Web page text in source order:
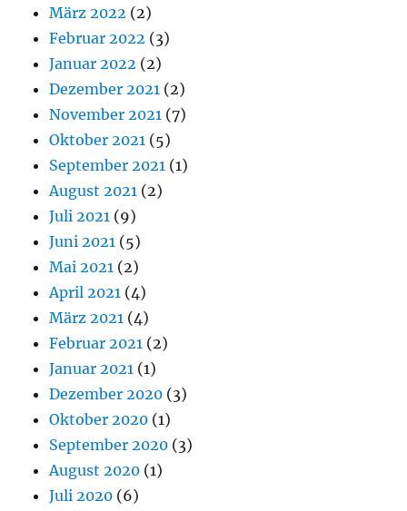
März 2022 (2)
Februar 2022 (3)
Januar 2022 (2)
Dezember 2021 (2)
November 2021 (7)
Oktober 2021 (5)
September 2021 (1)
August 2021 (2)
Juli 2021 (9)
Juni 2021 (5)
Mai 2021 (2)
April 2021 (4)
März 2021 (4)
Februar 2021 (2)
Januar 2021 (1)
Dezember 2020 (3)
Oktober 2020 (1)
September 2020 (3)
August 2020 (1)
Juli 2020 (6)